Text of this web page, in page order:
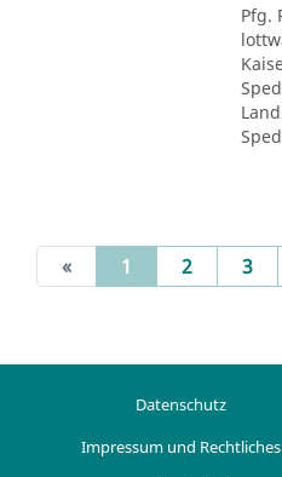
Pfg.
« 1 (current)
2 3
Datenschutz
Impressum und Rechtliches